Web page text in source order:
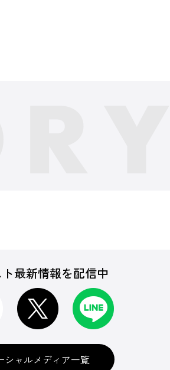
最新情報を配信中
シャルメディア一覧